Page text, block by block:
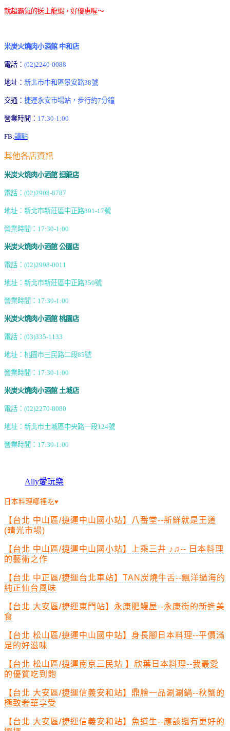
就超霸氣的送上龍蝦，好優惠喔～
米炭火燒肉小酒館 中和店
電話： (02)2240-0088
地址： 新北市中和區景安路38號
交通： 捷運永安市場站，步行約7分鐘
營業時間： 17:30-1:00
FB:請點
其他各店資訊
米炭火燒肉小酒館 迴龍店
電話：(02)2908-8787
地址：新北市新莊區中正路891-17號
營業時間：17:30-1:00
米炭火燒肉小酒館 公園店
電話：(02)2998-0011
地址：新北市新莊區中正路350號
營業時間：17:30-1:00
米炭火燒肉小酒館 桃園店
電話：(03)335-1133
地址：桃園市三民路二段85號
營業時間：17:30-1:00
米炭火燒肉小酒館 土城店
電話：(02)2270-8080
地址：新北市土城區中央路一段124號
營業時間：17:30-1:00
Ally愛玩樂
日本料理哪裡吃♥
【台北 中山區/捷運中山國小站】八番堂--新鮮就是王道
(晴光市場)
【台北 中山區/捷運中山國小站】上乘三井 ♪♫-- 日本料理
的藝術之作
【台北 中正區/捷運台北車站】TAN炭燒牛舌--飄洋過海的
純正仙台風味
【台北 大安區/捷運東門站】永康肥鰻屋--永康街的新進美
食
【台北 松山區/捷運中山國中站】身長腳日本料理--平價滿
足的好滋味
【台北 松山區/捷運南京三民站 】欣葉日本料理--我最愛
的優質吃到飽
【台北 大安區/捷運信義安和站】鼎膾一品涮涮鍋--秋蟹的
極致奢華享受
【台北 大安區/捷運信義安和站】魚道生--應該還有更好的